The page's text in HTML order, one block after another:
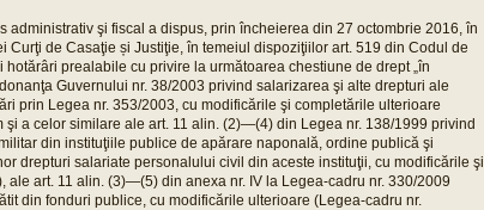
administrativ şi fiscal a dispus, prin încheierea din 27 octombrie 2016, în
Curţi de Casaţie și Justiţie, în temeiul dispoziţiilor art. 519 din Codul de
prealabile cu privire la următoarea chestiune de drept „în
Guvernului nr. 38/2003 privind salarizarea şi alte drepturi ale
prin Legea nr. 353/2003, cu modificările şi completările ulterioare
a celor similare ale art. 11 alin. (2)—(4) din Legea nr. 138/1999 privind
din instituţiile publice de apărare naponală, ordine publică şi
drepturi salariate personalului civil din aceste instituţii, cu modificările şi
ale art. 11 alin. (3)—(5) din anexa nr. IV la Legea-cadru nr. 330/2009
din fonduri publice, cu modificările ulterioare (Legea-cadru nr.